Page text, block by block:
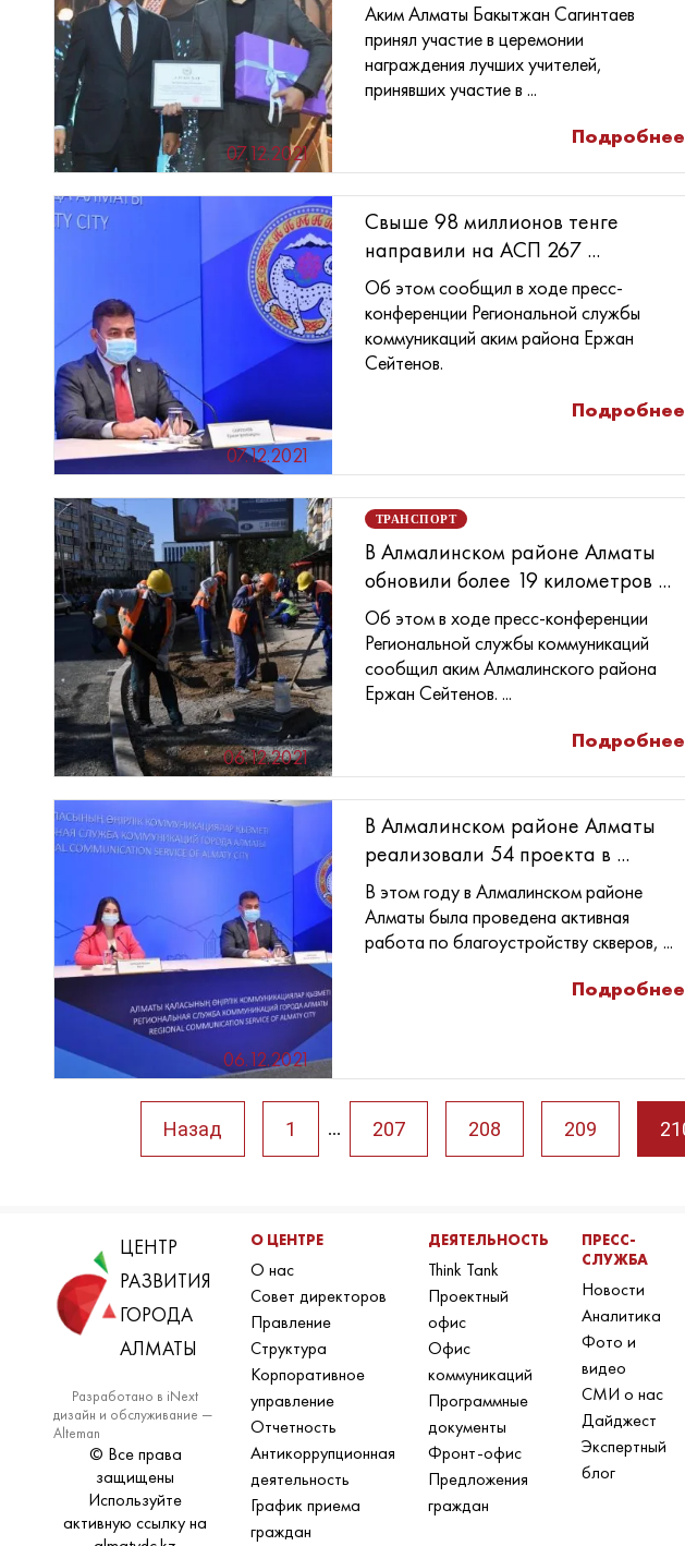
07.12.2021
Аким Алматы Бакытжан Сагинтаев
принял участие в церемонии
награждения лучших учителей,
принявших участие в ...
Подробнее
07.12.2021
Свыше 98 миллионов тенге
направили на АСП 267 ...
Об этом сообщил в ходе пресс-
конференции Региональной службы
коммуникаций аким района Ержан
Сейтенов.
Подробнее
06.12.2021
ТРАНСПОРТ
В Алмалинском районе Алматы
обновили более 19 километров ...
Об этом в ходе пресс-конференции
Региональной службы коммуникаций
сообщил аким Алмалинского района
Ержан Сейтенов. ...
Подробнее
06.12.2021
В Алмалинском районе Алматы
реализовали 54 проекта в ...
В этом году в Алмалинском районе
Алматы была проведена активная
работа по благоустройству скверов, ...
Подробнее
Назад 1 ... 207 208 209
ЦЕНТР
РАЗВИТИЯ
ГОРОДА
АЛМАТЫ
Разработано в iNext
дизайн и обслуживание —
Alteman
© Все права
защищены
Используйте
активную ссылку на
О ЦЕНТРЕ
О нас
Совет директоров
Правление
Структура
Корпоративное
управление
Отчетность
Антикоррупционная
деятельность
График приема
граждан
ДЕЯТЕЛЬНОСТЬ
Think Tank
Проектный
офис
Офис
коммуникаций
Программные
документы
Фронт-офис
Предложения
граждан
ПРЕСС-
СЛУЖБА
Новости
Аналитика
Фото и
видео
СМИ о нас
Дайджест
Экспертный
блог